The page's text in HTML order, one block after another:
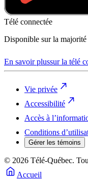
Télé connectée
Disponible sur la majorité
En savoir plussur la télé
Vie privée
Accessibilité
Accès à
Conditions
Gérer les témoins
© 2026 Télé-Québec.
Accueil